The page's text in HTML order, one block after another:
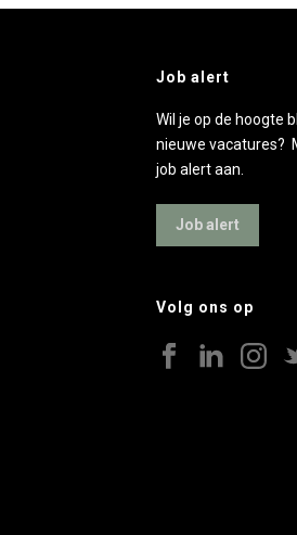
Job alert
Wil je op de hoogte
nieuwe vacatures?
job alert aan.
Job alert
Volg ons op